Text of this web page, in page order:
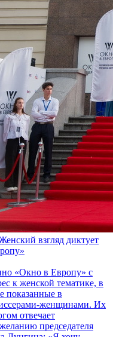
взгляд диктует
«Окно в Европу» с
к женской тематике, в
показанные в
женщинами. Их
отвечает
председателя